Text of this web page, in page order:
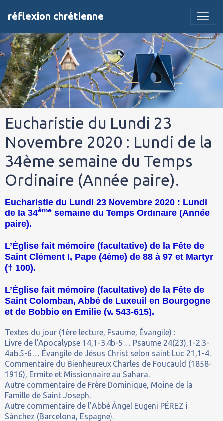
réflexion chrétienne
Eucharistie du Lundi 23
Novembre 2020 : Lundi de la
34ème semaine du Temps
Ordinaire (Année paire).
Eucharistie du Lundi 23 Novembre 2020 : Lundi
de la 34ème semaine du Temps Ordinaire (Année
paire).
L’Église fait mémoire (facultative) de la Fête de
Saint Clément I, Pape (4ème) de 88 à 97 et Martyr
(† 100).
L’Église fait mémoire (facultative) de la Fête de
Saint Colomban, Abbé de Luxeuil en Bourgogne
et de Bobbio en Emilie (v. 543-615).
Textes du jour (1ère lecture, Psaume, Évangile) :
Livre de l'Apocalypse 14,1-3.4b-5… Psaume 24(23),1-2.3-
4ab.5-6… Évangile de Jésus Christ selon saint Luc 21,1-4.
Commentaire du Bienheureux Charles de Foucauld (1858-
1916), Ermite et Missionnaire au Sahara.
Autre commentaire de Frère Dominique, Moine de la
Famille de Saint Joseph.
Autre commentaire de l’Abbé Àngel Eugeni PÉREZ i
Sánchez (Barcelona, Espagne).